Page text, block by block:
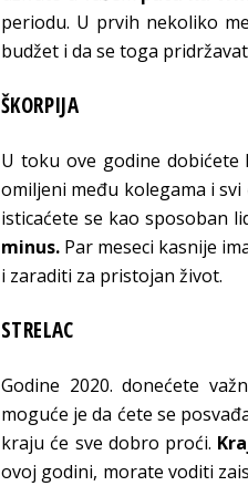
periodu. U prvih nekoliko
budžet i da se toga
ŠKORPIJA
U toku ove godine
omiljeni među kolegama i
isticaćete se kao sposoban
minus. Par meseci kasnije
i zaraditi za pristojan život.
STRELAC
Godine 2020. donećete
moguće je da ćete se
kraju će sve dobro proći.
ovoj godini, morate voditi